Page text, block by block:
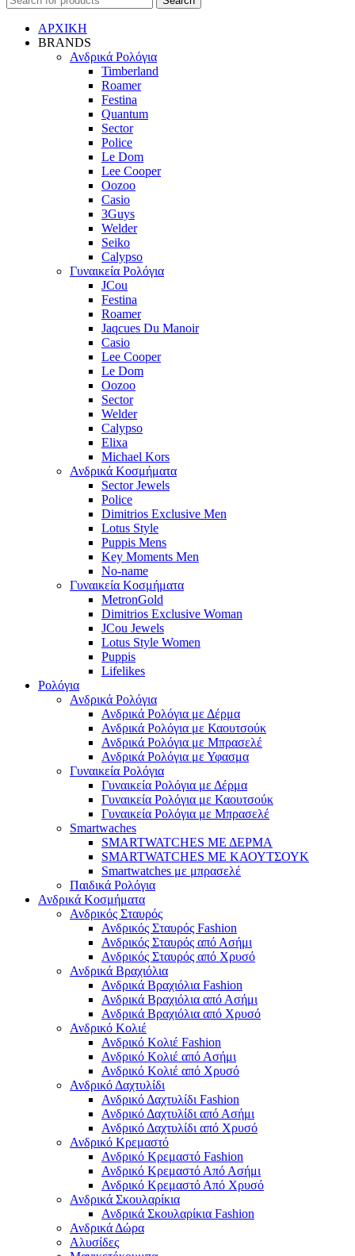
ΑΡΧΙΚΗ
BRANDS
Ανδρικά Ρολόγια
Timberland
Roamer
Festina
Quantum
Sector
Police
Le Dom
Lee Cooper
Oozoo
Casio
3Guys
Welder
Seiko
Calypso
Γυναικεία Ρολόγια
JCou
Festina
Roamer
Jaqcues Du Manoir
Casio
Lee Cooper
Le Dom
Oozoo
Sector
Welder
Calypso
Elixa
Michael Kors
Ανδρικά Κοσμήματα
Sector Jewels
Police
Dimitrios Exclusive Men
Lotus Style
Puppis Mens
Key Moments Men
No-name
Γυναικεία Κοσμήματα
MetronGold
Dimitrios Exclusive Woman
JCou Jewels
Lotus Style Women
Puppis
Lifelikes
Ρολόγια
Ανδρικά Ρολόγια
Ανδρικά Ρολόγια με Δέρμα
Ανδρικά Ρολόγια με Καουτσούκ
Ανδρικά Ρολόγια με Μπρασελέ
Ανδρικά Ρολόγια με Υφασμα
Γυναικεία Ρολόγια
Γυναικεία Ρολόγια με Δέρμα
Γυναικεία Ρολόγια με Καουτσούκ
Γυναικεία Ρολόγια με Μπρασελέ
Smartwaches
SMARTWATCHES ΜΕ ΔΕΡΜΑ
SMARTWATCHES ΜΕ ΚΑΟΥΤΣΟΥΚ
Smartwatches με μπρασελέ
Παιδικά Ρολόγια
Ανδρικά Κοσμήματα
Ανδρικός Σταυρός
Ανδρικός Σταυρός Fashion
Ανδρικός Σταυρός από Ασήμι
Ανδρικός Σταυρός από Χρυσό
Ανδρικά Βραχιόλια
Ανδρικά Βραχιόλια Fashion
Ανδρικά Βραχιόλια από Ασήμι
Ανδρικά Βραχιόλια από Χρυσό
Ανδρικό Κολιέ
Ανδρικό Κολιέ Fashion
Ανδρικό Κολιέ από Ασήμι
Ανδρικό Κολιέ από Χρυσό
Ανδρικό Δαχτυλίδι
Ανδρικό Δαχτυλίδι Fashion
Ανδρικό Δαχτυλίδι από Ασήμι
Ανδρικό Δαχτυλίδι από Χρυσό
Ανδρικό Κρεμαστό
Ανδρικό Κρεμαστό Fashion
Ανδρικό Κρεμαστό Από Ασήμι
Ανδρικό Κρεμαστό Από Χρυσό
Ανδρικά Σκουλαρίκια
Ανδρικά Σκουλαρίκια Fashion
Ανδρικά Δώρα
Αλυσίδες